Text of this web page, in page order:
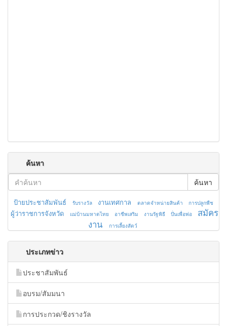
ค้นหา
ค้นหา
ป้ายประชาสัมพันธ์ รับรางวัล งานเทศกาล ตลาดจำหน่ายสินค้า การปลูกพืช
ผู้ว่าราชการจังหวัด แม่บ้านมหาดไทย อาชีพเสริม งานรัฐพิธี ปั่นเพื่อพ่อ
สมัคร
งาน
การเลี้ยงสัตว์
ประเภทข่าว
ประชาสัมพันธ์
อบรม/สัมมนา
การประกวด/ชิงรางวัล